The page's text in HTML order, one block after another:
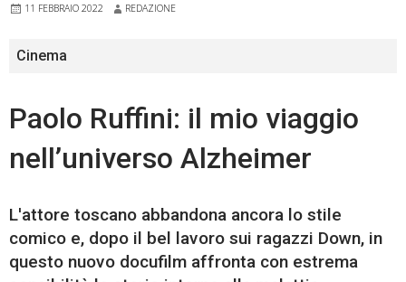
11 FEBBRAIO 2022 REDAZIONE
Cinema
Paolo Ruffini: il mio viaggio
nell’universo Alzheimer
L'attore toscano abbandona ancora lo stile
comico e, dopo il bel lavoro sui ragazzi Down, in
questo nuovo docufilm affronta con estrema